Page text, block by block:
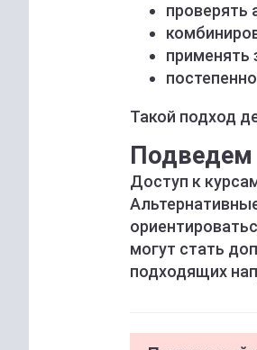
проверять
применять
Такой подход
Подведем
Доступ к
могут стать
подходящих